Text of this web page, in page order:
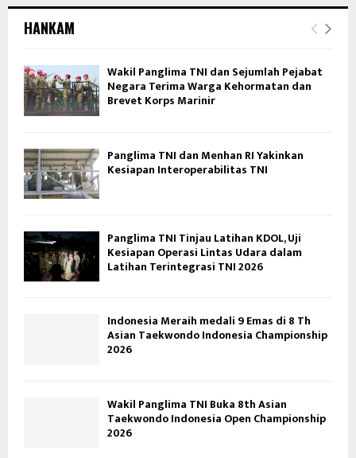
HANKAM
Wakil Panglima TNI dan Sejumlah Pejabat
Negara Terima Warga Kehormatan dan
Brevet Korps Marinir
Panglima TNI dan Menhan RI Yakinkan
Kesiapan Interoperabilitas TNI
Panglima TNI Tinjau Latihan KDOL, Uji
Kesiapan Operasi Lintas Udara dalam
Latihan Terintegrasi TNI 2026
Indonesia Meraih medali 9 Emas di 8 Th
Asian Taekwondo Indonesia Championship
2026
Wakil Panglima TNI Buka 8th Asian
Taekwondo Indonesia Open Championship
2026